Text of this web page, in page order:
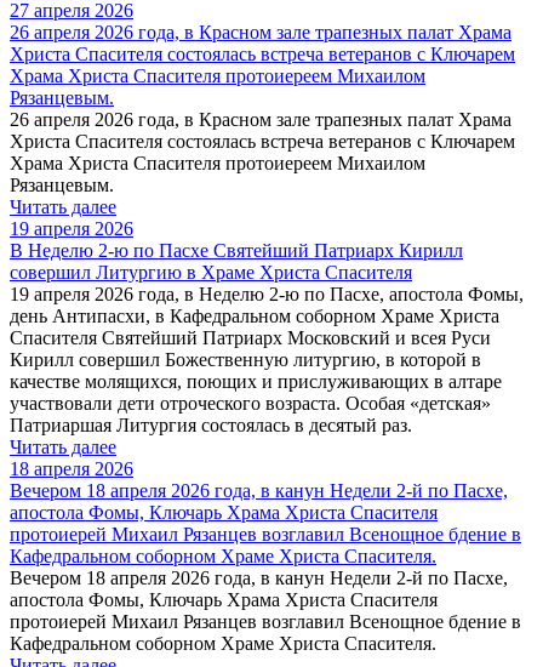
27 апреля 2026
26 апреля 2026 года, в Красном зале трапезных палат Храма
Христа Спасителя состоялась встреча ветеранов с Ключарем
Храма Христа Спасителя протоиереем Михаилом
Рязанцевым.
26 апреля 2026 года, в Красном зале трапезных палат Храма
Христа Спасителя состоялась встреча ветеранов с Ключарем
Храма Христа Спасителя протоиереем Михаилом
Рязанцевым.
Читать далее
19 апреля 2026
В Неделю 2-ю по Пасхе Святейший Патриарх Кирилл
совершил Литургию в Храме Христа Спасителя
19 апреля 2026 года, в Неделю 2-ю по Пасхе, апостола Фомы,
день Антипасхи, в Кафедральном соборном Храме Христа
Спасителя Святейший Патриарх Московский и всея Руси
Кирилл совершил Божественную литургию, в которой в
качестве молящихся, поющих и прислуживающих в алтаре
участвовали дети отроческого возраста. Особая «детская»
Патриаршая Литургия состоялась в десятый раз.
Читать далее
18 апреля 2026
Вечером 18 апреля 2026 года, в канун Недели 2-й по Пасхе,
апостола Фомы, Ключарь Храма Христа Спасителя
протоиерей Михаил Рязанцев возглавил Всенощное бдение в
Кафедральном соборном Храме Христа Спасителя.
Вечером 18 апреля 2026 года, в канун Недели 2-й по Пасхе,
апостола Фомы, Ключарь Храма Христа Спасителя
протоиерей Михаил Рязанцев возглавил Всенощное бдение в
Кафедральном соборном Храме Христа Спасителя.